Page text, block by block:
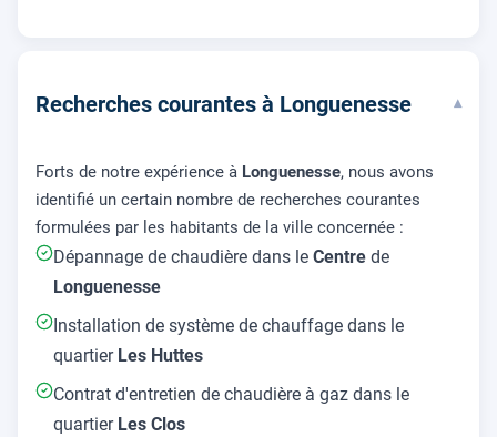
Recherches courantes à Longuenesse ▾
Forts de notre expérience à Longuenesse, nous avons
identifié un certain nombre de recherches courantes
formulées par les habitants de la ville concernée :
Dépannage de chaudière dans le Centre de
Longuenesse
Installation de système de chauffage dans le
quartier Les Huttes
Contrat d'entretien de chaudière à gaz dans le
quartier Les Clos